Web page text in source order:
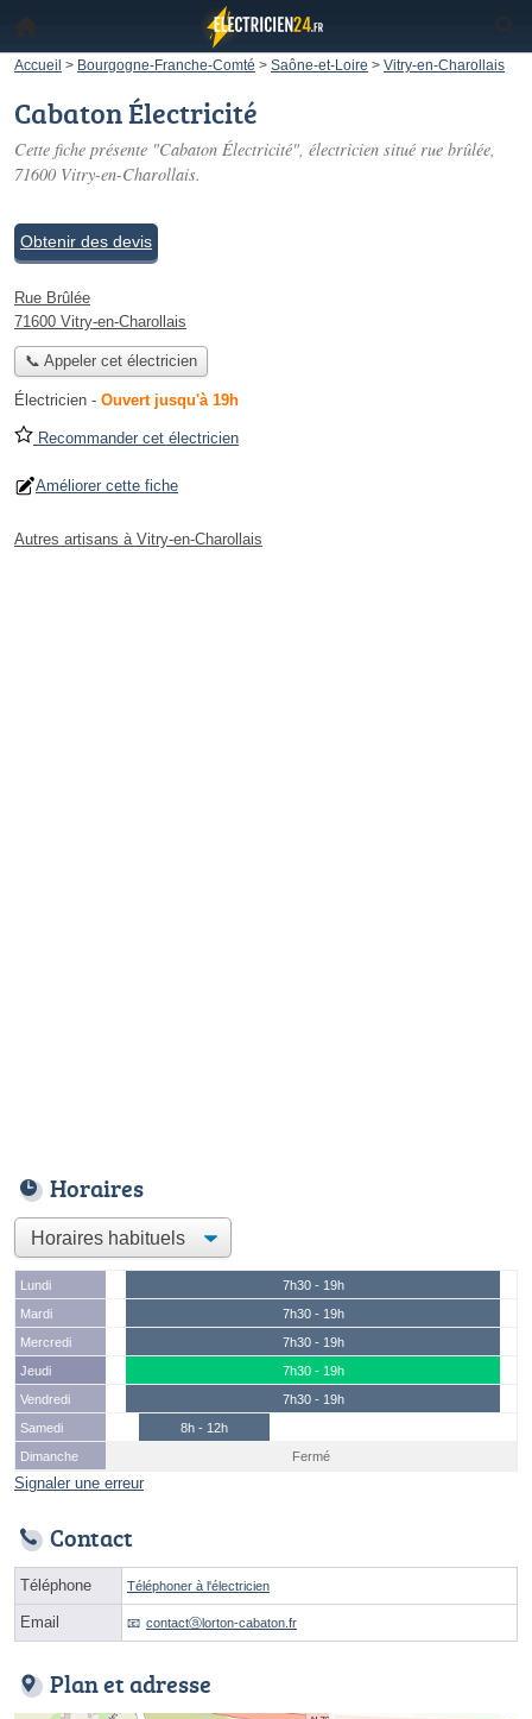
Accueil > Bourgogne-Franche-Comté > Saône-et-Loire > Vitry-en-Charollais
Cabaton Électricité
Cette fiche présente "Cabaton Électricité", électricien situé rue brûlée,
71600 Vitry-en-Charollais.
Obtenir des devis
Rue Brûlée
71600 Vitry-en-Charollais
📞 Appeler cet électricien
Électricien - Ouvert jusqu'à 19h
Recommander cet électricien
Améliorer cette fiche
Autres artisans à Vitry-en-Charollais
Horaires
Lundi
7h30 - 19h
Mardi
7h30 - 19h
Mercredi
7h30 - 19h
Jeudi
7h30 - 19h
Vendredi
7h30 - 19h
Samedi
8h - 12h
Dimanche
Fermé
Signaler une erreur
Contact
Téléphone Téléphoner à l'électricien
Email contactⓐlorton-cabaton.fr
Plan et adresse